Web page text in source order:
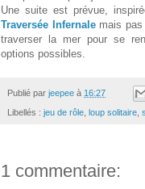
Une suite est prévue,
Traversée Infernalemais pas
traverser la mer pour se
options possibles.
Publié par jeepee à 16:27
Libellés : jeu de rôle loup solitaire
1 commentaire: